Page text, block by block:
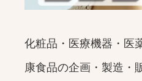
化粧品・医療機器・医
康食品の企画・製造・